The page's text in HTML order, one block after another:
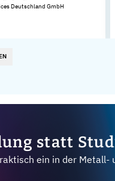
Deutschland GmbH
statt
ein in der Metall-